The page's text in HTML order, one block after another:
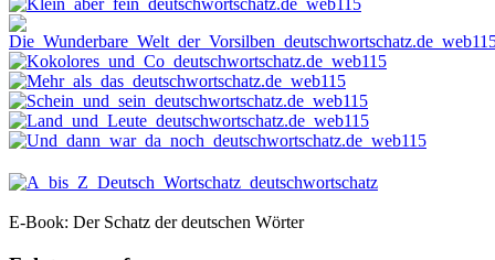
E-Book: Der Schatz der deutschen Wörter